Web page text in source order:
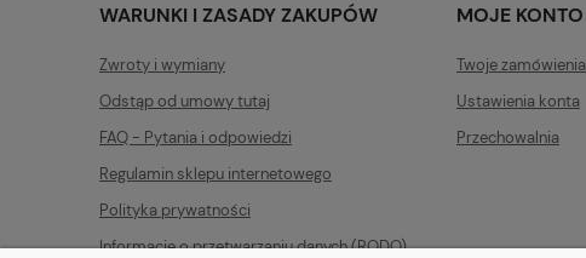
WARUNKI I ZASADY ZAKUPÓW
Zwroty i wymiany
Odstąp od umowy tutaj
FAQ - Pytania i odpowiedzi
Regulamin sklepu internetowego
Polityka prywatności
Informacje o przetwarzaniu danych (RODO)
MOJE KONTO
Twoje zamówienia
Ustawienia konta
Przechowalnia